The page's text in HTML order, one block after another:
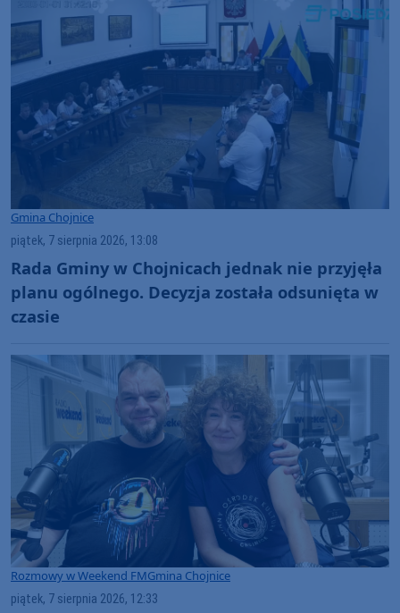
Gmina Chojnice
piątek, 7 sierpnia 2026, 13:08
Rada Gminy w Chojnicach jednak nie przyjęła
planu ogólnego. Decyzja została odsunięta w
czasie
Rozmowy w Weekend FMGmina Chojnice
piątek, 7 sierpnia 2026, 12:33